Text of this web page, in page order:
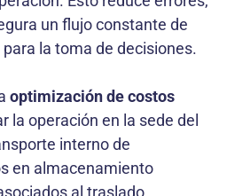
un flujo constante de
la toma de decisiones.
optimización de costos
la operación en la sede del
interno de
en almacenamiento
al traslado